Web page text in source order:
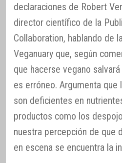
declaraciones de Robert
director científico de la
Collaboration, hablando de
Veganuary que, según
que hacerse vegano
es erróneo. Argumenta que
son deficientes en
productos como los
nuestra percepción de que
en escena se encuentra la